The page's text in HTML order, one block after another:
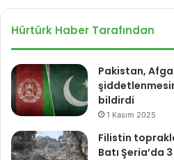
sit
Hürtürk Haber Tarafından
Pakistan,
bildirdi
1 Kasım 2025
Filistin
Batı Şeria’da